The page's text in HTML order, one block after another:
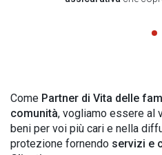
Come Partner di Vita delle
comunità, vogliamo essere al
beni per voi più cari e nella
protezione fornendo servizi e